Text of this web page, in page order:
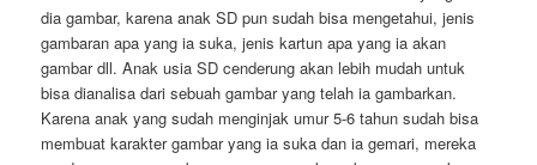
dia gambar, karena anak SD pun sudah bisa mengetahui, jenis
gambaran apa yang ia suka, jenis kartun apa yang ia akan
gambar dll. Anak usia SD cenderung akan lebih mudah untuk
bisa dianalisa dari sebuah gambar yang telah ia gambarkan.
Karena anak yang sudah menginjak umur 5-6 tahun sudah bisa
membuat karakter gambar yang ia suka dan ia gemari, mereka